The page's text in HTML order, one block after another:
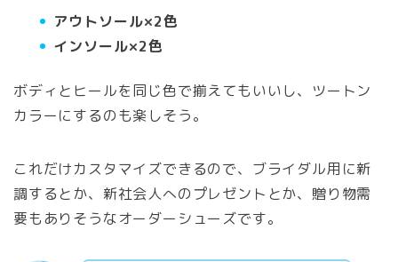
アウトソール×2色
インソール×2色
ボディとヒールを同じ色で揃えてもいいし、ツートン
カラーにするのも楽しそう。
これだけカスタマイズできるので、ブライダル用に新
調するとか、新社会人へのプレゼントとか、贈り物需
要もありそうなオーダーシューズです。